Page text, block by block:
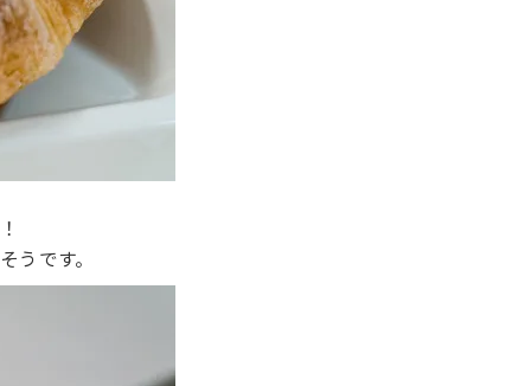
うです。